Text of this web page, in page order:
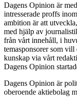
Dagens Opinion är
intresserade proffs
ambition är att
med hjälp av
från vårt innehåll, i
temasponsorer som
kunskap via vårt
Dagens Opinion
Dagens Opinion är
oberoende aktiebolag